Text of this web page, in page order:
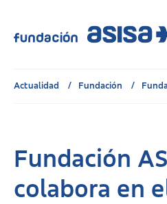
Actualidad Fundación
Fundación
colabora en